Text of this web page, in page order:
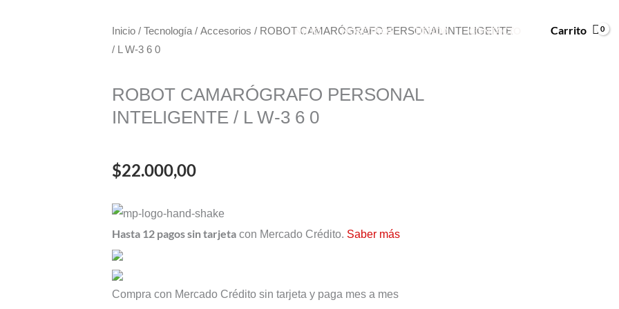
INICIO NOSOTROS TIENDA CONTACTO Carrito
Inicio / Tecnología / Accesorios / ROBOT CAMARÓGRAFO PERSONAL INTELIGENTE
/ L W-3 6 0
ROBOT CAMARÓGRAFO PERSONAL
INTELIGENTE / L W-3 6 0
$22.000,00
Hasta 12 pagos sin tarjeta con Mercado Crédito. Saber más
Compra con Mercado Crédito sin tarjeta y paga mes a mes
ROBOT
CAMARÓGRAFO
PERSONAL
INTELIGENTE
/